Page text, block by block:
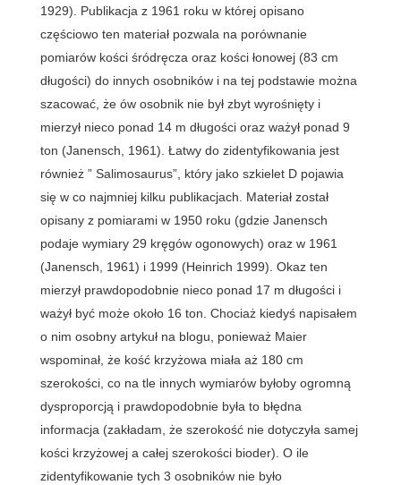
1929). Publikacja z 1961 roku w której opisano
częściowo ten materiał pozwala na porównanie
pomiarów kości śródręcza oraz kości łonowej (83 cm
długości) do innych osobników i na tej podstawie można
szacować, że ów osobnik nie był zbyt wyrośnięty i
mierzył nieco ponad 14 m długości oraz ważył ponad 9
ton (Janensch, 1961). Łatwy do zidentyfikowania jest
również ” Salimosaurus”, który jako szkielet D pojawia
się w co najmniej kilku publikacjach. Materiał został
opisany z pomiarami w 1950 roku (gdzie Janensch
podaje wymiary 29 kręgów ogonowych) oraz w 1961
(Janensch, 1961) i 1999 (Heinrich 1999). Okaz ten
mierzył prawdopodobnie nieco ponad 17 m długości i
ważył być może około 16 ton. Chociaż kiedyś napisałem
o nim osobny artykuł na blogu, ponieważ Maier
wspominał, że kość krzyżowa miała aż 180 cm
szerokości, co na tle innych wymiarów byłoby ogromną
dysproporcją i prawdopodobnie była to błędna
informacja (zakładam, że szerokość nie dotyczyła samej
kości krzyżowej a całej szerokości bioder). O ile
zidentyfikowanie tych 3 osobników nie było